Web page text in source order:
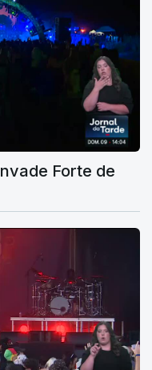
Forte de